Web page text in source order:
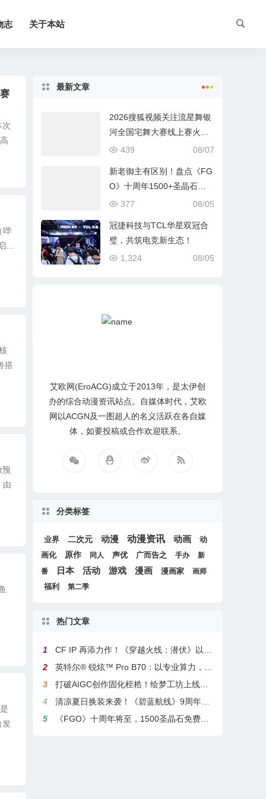
志 关于本站
次
哔
...
搭
预
由
发
最新文章
2026搜狐视频关注流星舞银
河全国宅舞大赛线上赛火热
进行中
08/07
439
新老御主有区别！盘点《FG
O》十周年1500+圣晶石福
利全部获取方式
08/05
377
冠捷科技与TCL华星双冠合
璧，共筑电竞新生态！
08/05
1,324
艾欧网(EroACG)成立于2013年，是太伊创
办的综合动漫资讯站点。自媒体时代，艾欧
网以ACGN及一图超人的名义活跃在各自媒
体，如要投稿或合作欢迎联系。
分类标签
业界 二次元 动漫 动漫资讯 动画
动
画化
原作 同人 声优 广而告之 手办
新
番
日本 活动 游戏 漫画 漫画家 画师
福利 第二季
热门文章
1
CF IP 再添力作！《穿越火线：潜伏》以3A叙事重塑战术潜行玩法
2
英特尔® 锐炫™ Pro B70：以专业算力，解锁本地化AI部署与生产力新基准
3
打破AIGC创作固化桎梏！绘梦工坊上线绘梦画布dreamo赋能全场景自由创作
4
清凉夏日换装来袭！《碧蓝航线》9周年庆典活动第二弹今日正式上线
5
《FGO》十周年将至，1500圣晶石免费福利，新老玩家均可解锁